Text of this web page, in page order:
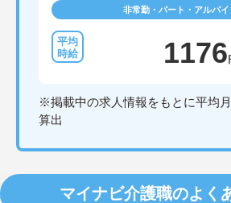
非常勤・パート・アルバイ
1176
※掲載中の求人情報をもとに平均
算出
マイナビ介護職のよく